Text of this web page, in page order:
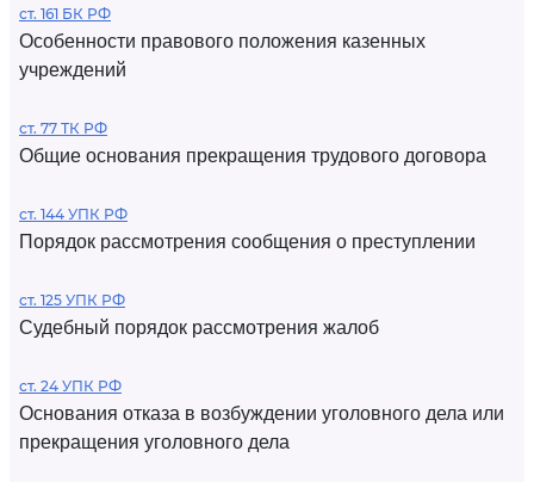
ст. 161 БК РФ
Особенности правового положения казенных
учреждений
ст. 77 ТК РФ
Общие основания прекращения трудового договора
ст. 144 УПК РФ
Порядок рассмотрения сообщения о преступлении
ст. 125 УПК РФ
Судебный порядок рассмотрения жалоб
ст. 24 УПК РФ
Основания отказа в возбуждении уголовного дела или
прекращения уголовного дела